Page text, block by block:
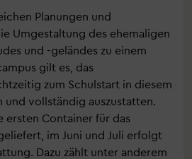
Planungen und
Umgestaltung des ehemaligen
und -geländes zu einem
gilt es, das
zum Schulstart in diesem
und vollständig auszustatten.
ersten Container für das
im Juni und Juli erfolgt
Dazu zählt unter anderem